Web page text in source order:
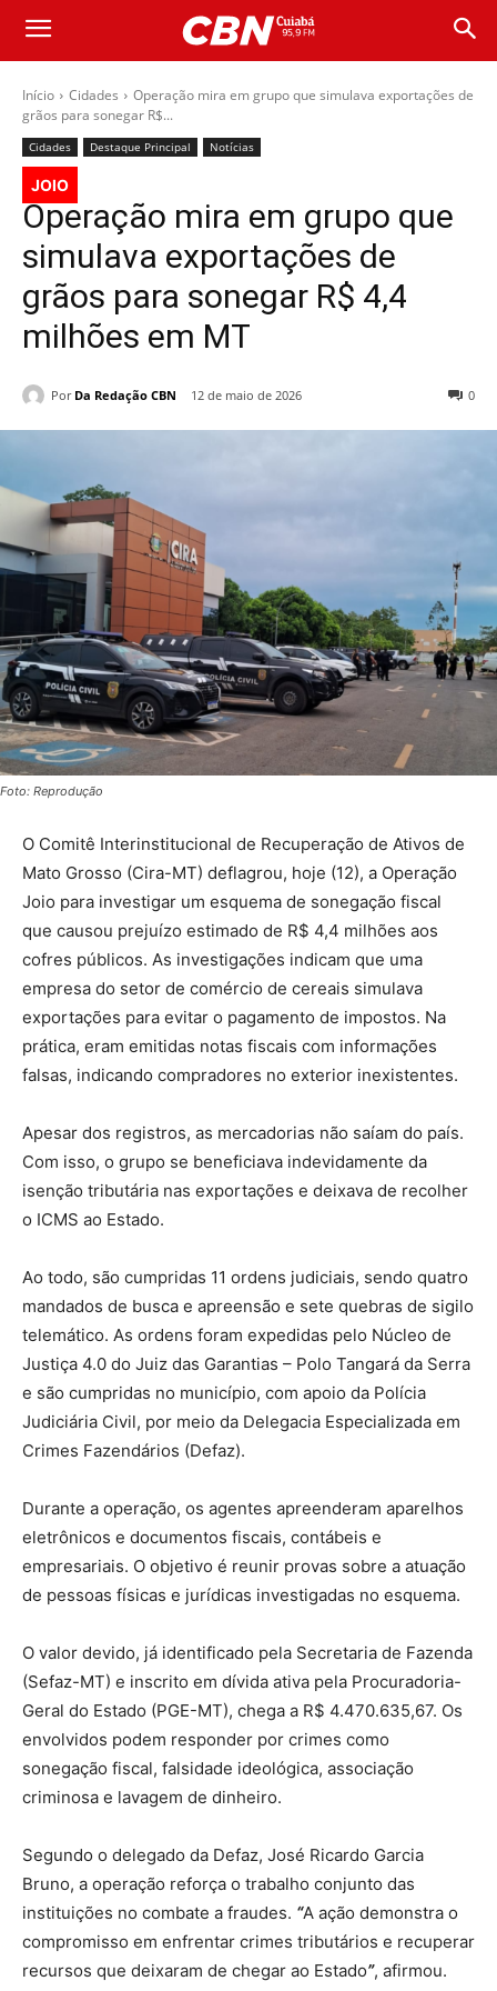
Início Cidades
Operação mira em grupo que simulava exportações de
grãos para sonegar R$...
Cidades Destaque Principal Notícias
JOIO
Operação mira em grupo que
simulava exportações de
grãos para sonegar R$ 4,4
milhões em MT
Por Da Redação CBN 12 de maio de 2026 0
Foto: Reprodução
O Comitê Interinstitucional de Recuperação de Ativos de
Mato Grosso (Cira-MT) deflagrou, hoje (12), a Operação
Joio para investigar um esquema de sonegação fiscal
que causou prejuízo estimado de R$ 4,4 milhões aos
cofres públicos. As investigações indicam que uma
empresa do setor de comércio de cereais simulava
exportações para evitar o pagamento de impostos. Na
prática, eram emitidas notas fiscais com informações
falsas, indicando compradores no exterior inexistentes.
Apesar dos registros, as mercadorias não saíam do país.
Com isso, o grupo se beneficiava indevidamente da
isenção tributária nas exportações e deixava de recolher
o ICMS ao Estado.
Ao todo, são cumpridas 11 ordens judiciais, sendo quatro
mandados de busca e apreensão e sete quebras de sigilo
telemático. As ordens foram expedidas pelo Núcleo de
Justiça 4.0 do Juiz das Garantias – Polo Tangará da Serra
e são cumpridas no município, com apoio da Polícia
Judiciária Civil, por meio da Delegacia Especializada em
Crimes Fazendários (Defaz).
Durante a operação, os agentes apreenderam aparelhos
eletrônicos e documentos fiscais, contábeis e
empresariais. O objetivo é reunir provas sobre a atuação
de pessoas físicas e jurídicas investigadas no esquema.
O valor devido, já identificado pela Secretaria de Fazenda
(Sefaz-MT) e inscrito em dívida ativa pela Procuradoria-
Geral do Estado (PGE-MT), chega a R$ 4.470.635,67. Os
envolvidos podem responder por crimes como
sonegação fiscal, falsidade ideológica, associação
criminosa e lavagem de dinheiro.
Segundo o delegado da Defaz, José Ricardo Garcia
Bruno, a operação reforça o trabalho conjunto das
instituições no combate a fraudes. “A ação demonstra o
compromisso em enfrentar crimes tributários e recuperar
recursos que deixaram de chegar ao Estado”, afirmou.